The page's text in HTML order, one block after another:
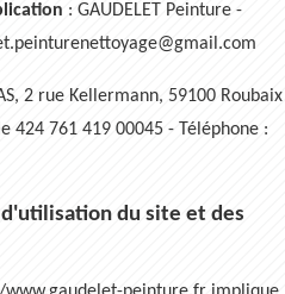
: GAUDELET Peinture -
2 rue Kellermann, 59100 Roubaix
424 761 419 00045 - Téléphone :
du site et des